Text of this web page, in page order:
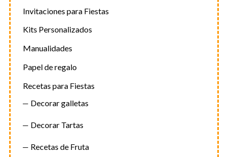
Invitaciones para Fiestas
Kits Personalizados
Manualidades
Papel de regalo
Recetas para Fiestas
Decorar galletas
Decorar Tartas
Recetas de Fruta